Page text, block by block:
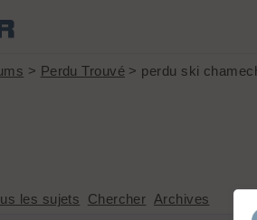
> Perdu Trouvé > perdu ski
les sujets Chercher Archives